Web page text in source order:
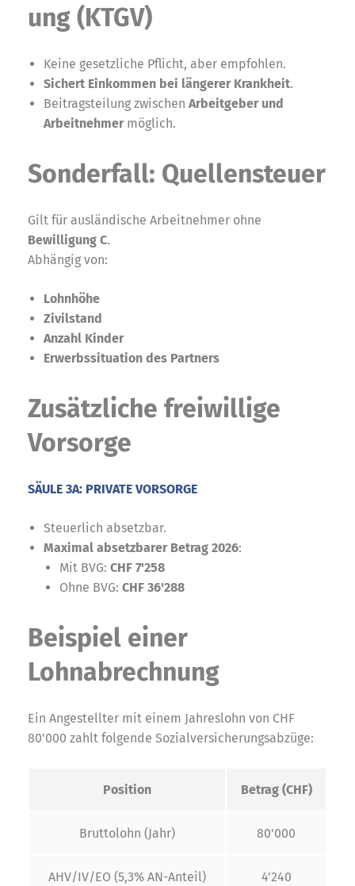
ung (KTGV)
Keine gesetzliche Pflicht, aber empfohlen.
Sichert Einkommen bei längerer Krankheit.
Beitragsteilung zwischen Arbeitgeber und
Arbeitnehmermöglich.
Sonderfall: Quellensteuer
Gilt für ausländische Arbeitnehmer ohne
Bewilligung C.
Abhängig von:
Lohnhöhe
Zivilstand
Anzahl Kinder
Erwerbssituation des Partners
Zusätzliche freiwillige
Vorsorge
SÄULE 3A: PRIVATE VORSORGE
Steuerlich absetzbar.
Maximal absetzbarer Betrag 2026:
Mit BVG: CHF 7'258
Ohne BVG: CHF 36'288
Beispiel einer
Lohnabrechnung
Ein Angestellter mit einem Jahreslohn von CHF
80'000 zahlt folgende Sozialversicherungsabzüge:
Position Betrag (CHF)
Bruttolohn (Jahr) 80'000
AHV/IV/EO (5,3% AN-Anteil) 4'240